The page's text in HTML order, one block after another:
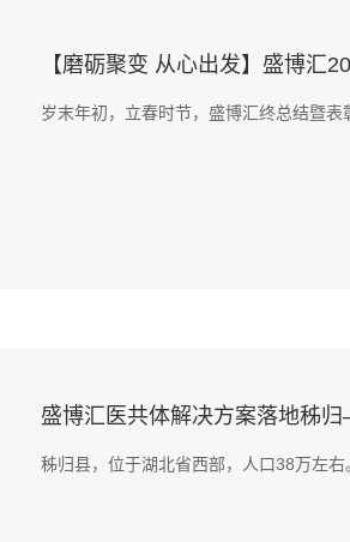
【磨砺聚变 从心出发】盛博汇
岁末年初，立春时节，盛博汇终总结暨表
盛博汇医共体解决方案落地秭
秭归县，位于湖北省西部，人口38万左右